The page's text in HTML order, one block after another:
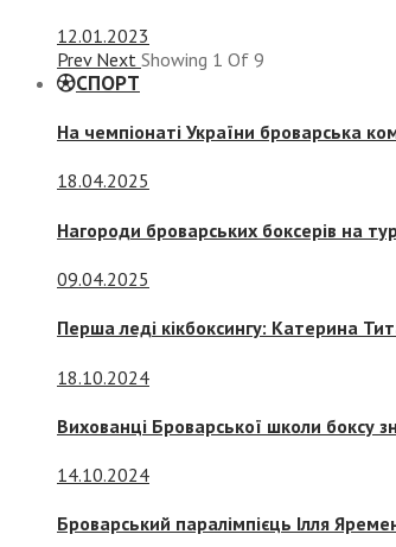
12.01.2023
Prev Next Showing 1 Of 9
СПОРТ
На чемпіонаті України броварська
18.04.2025
Нагороди броварських боксерів на
09.04.2025
Перша леді кікбоксингу: Катерина
18.10.2024
Вихованці Броварської школи боксу
14.10.2024
Броварський паралімпієць Ілля